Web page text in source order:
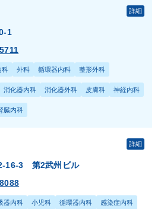
1
詳細
科 外科 循環器内科 整形外科
消化器内科 消化器外科 皮膚科 神経内科
臓内科
16-3 第2武州ビル
詳細
器内科 小児科 循環器内科 感染症内科